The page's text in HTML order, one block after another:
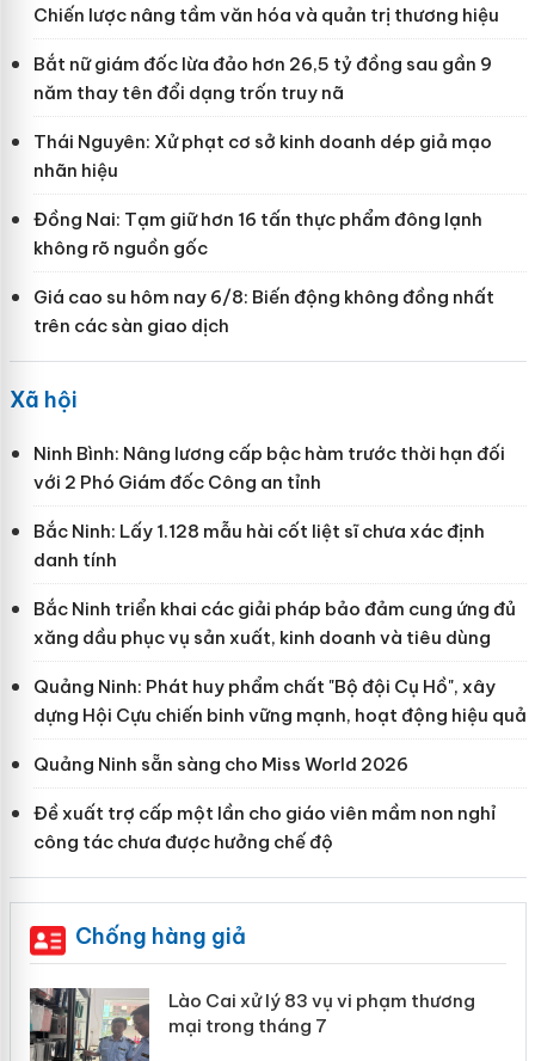
Chiến lược nâng tầm văn hóa và quản trị thương hiệu
Bắt nữ giám đốc lừa đảo hơn 26,5 tỷ đồng sau gần 9
năm thay tên đổi dạng trốn truy nã
Thái Nguyên: Xử phạt cơ sở kinh doanh dép giả mạo
nhãn hiệu
Đồng Nai: Tạm giữ hơn 16 tấn thực phẩm đông lạnh
không rõ nguồn gốc
Giá cao su hôm nay 6/8: Biến động không đồng nhất
trên các sàn giao dịch
Xã hội
Ninh Bình: Nâng lương cấp bậc hàm trước thời hạn đối
với 2 Phó Giám đốc Công an tỉnh
Bắc Ninh: Lấy 1.128 mẫu hài cốt liệt sĩ chưa xác định
danh tính
Bắc Ninh triển khai các giải pháp bảo đảm cung ứng đủ
xăng dầu phục vụ sản xuất, kinh doanh và tiêu dùng
Quảng Ninh: Phát huy phẩm chất "Bộ đội Cụ Hồ", xây
dựng Hội Cựu chiến binh vững mạnh, hoạt động hiệu quả
Quảng Ninh sẵn sàng cho Miss World 2026
Đề xuất trợ cấp một lần cho giáo viên mầm non nghỉ
công tác chưa được hưởng chế độ
Chống hàng giả
Lào Cai xử lý 83 vụ vi phạm thương
mại trong tháng 7